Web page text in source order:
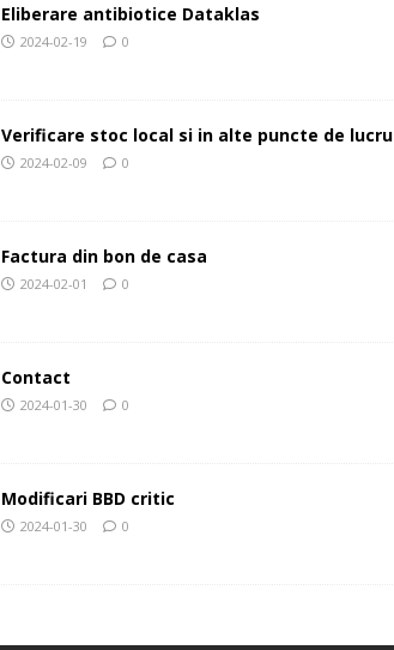
Eliberare antibiotice Dataklas
2024-02-19 0
Verificare stoc local si in alte puncte de lucru
2024-02-09 0
Factura din bon de casa
2024-02-01 0
Contact
2024-01-30 0
Modificari BBD critic
2024-01-30 0